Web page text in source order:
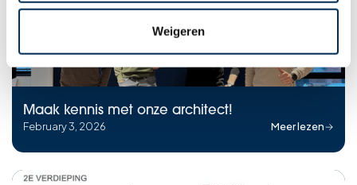
Weigeren
Maak kennis met onze architect!
February 3, 2026
Meer lezen